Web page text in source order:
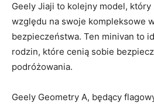
Geely Jiaji to kolejny model, który
‍względu na swoje kompleksowe
bezpieczeństwa. Ten minivan to
rodzin, które cenią sobie
podróżowania.
Geely​ Geometry A, będący